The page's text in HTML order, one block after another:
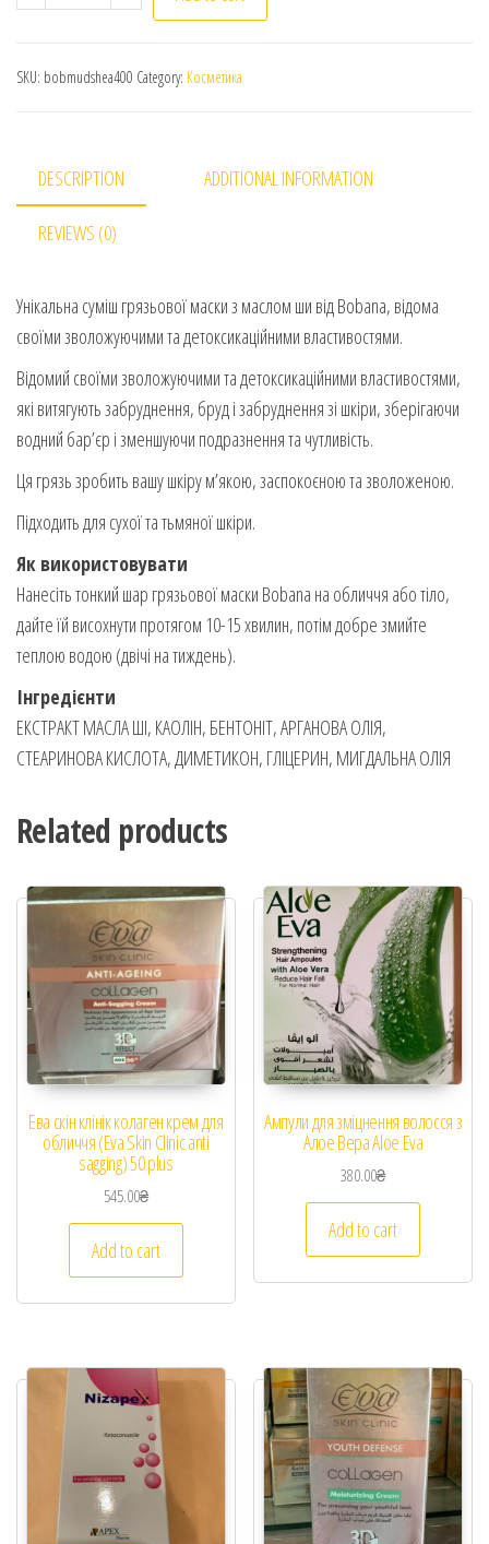
SKU: bobmudshea400 Category: Косметика
DESCRIPTION ADDITIONAL INFORMATION
REVIEWS (0)
Унікальна суміш грязьової маски з маслом ши від Bobana, відома
своїми зволожуючими та детоксикаційними властивостями.
Відомий своїми зволожуючими та детоксикаційними властивостями,
які витягують забруднення, бруд і забруднення зі шкіри, зберігаючи
водний бар’єр і зменшуючи подразнення та чутливість.
Ця грязь зробить вашу шкіру м’якою, заспокоєною та зволоженою.
Підходить для сухої та тьмяної шкіри.
Як використовувати
Нанесіть тонкий шар грязьової маски Bobana на обличчя або тіло,
дайте їй висохнути протягом 10-15 хвилин, потім добре змийте
теплою водою (двічі на тиждень).
Інгредієнти
ЕКСТРАКТ МАСЛА ШІ, КАОЛІН, БЕНТОНІТ, АРГАНОВА ОЛІЯ,
СТЕАРИНОВА КИСЛОТА, ДИМЕТИКОН, ГЛІЦЕРИН, МИГДАЛЬНА ОЛІЯ
Related products
Ева скін клінік колаген крем для
обличчя (Eva Skin Clinic anti
sagging) 50 plus
545.00₴
Add to cart
Ампули для зміцнення волосся з
Алое Вера Aloe Eva
380.00₴
Add to cart